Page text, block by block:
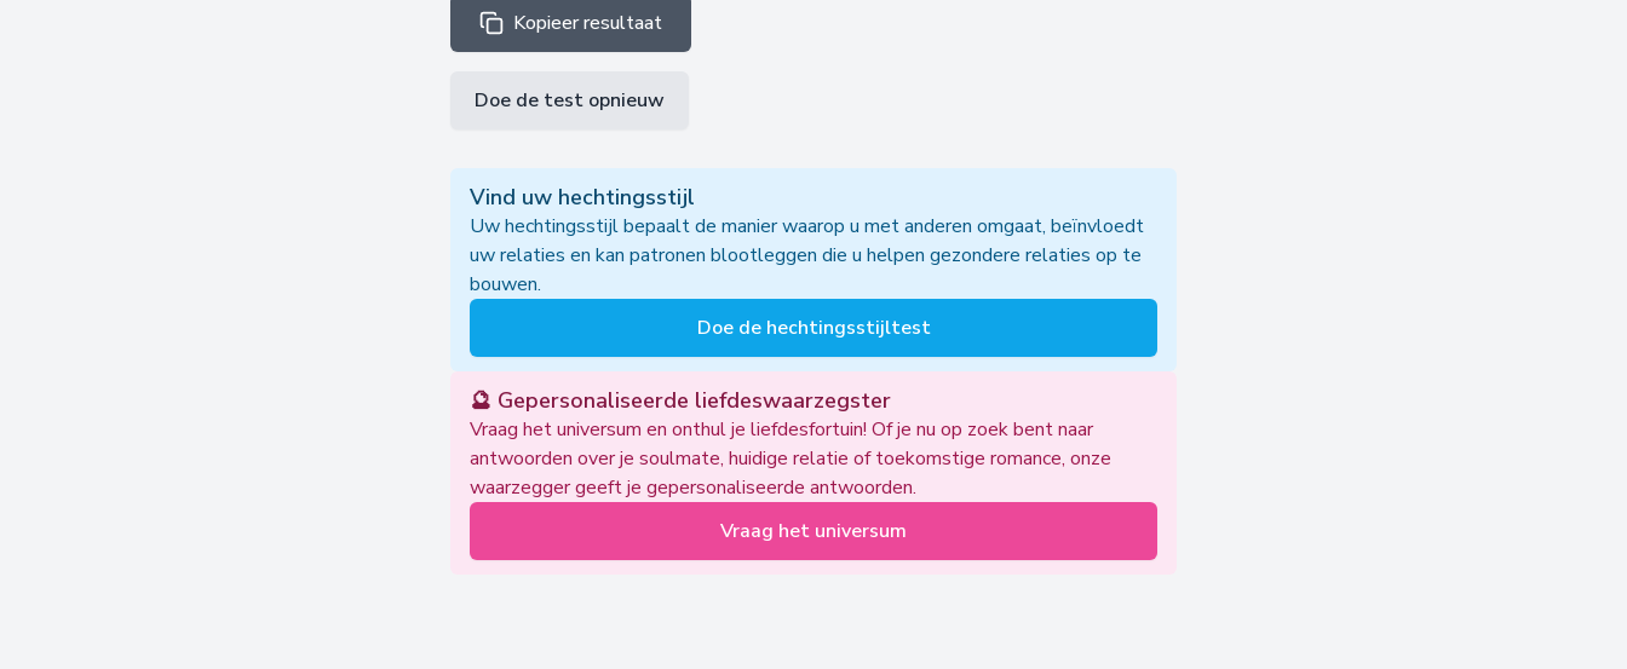
Kopieer resultaat
Doe de test opnieuw
Vind uw hechtingsstijl
Uw hechtingsstijl bepaalt de manier waarop u met anderen omgaat, beïnvloedt
uw relaties en kan patronen blootleggen die u helpen gezondere relaties op te
bouwen.
Doe de hechtingsstijltest
🔮 Gepersonaliseerde liefdeswaarzegster
Vraag het universum en onthul je liefdesfortuin! Of je nu op zoek bent naar
antwoorden over je soulmate, huidige relatie of toekomstige romance, onze
waarzegger geeft je gepersonaliseerde antwoorden.
Vraag het universum